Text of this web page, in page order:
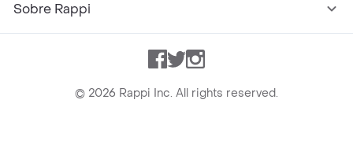
Sobre Rappi
Facebook
TwitterInstagram
© 2026 Rappi Inc. All rights reserved.